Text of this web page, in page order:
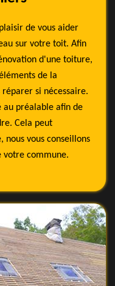
de vous aider
sur votre toit. Afin
d'une toiture,
de la
si nécessaire.
préalable afin de
Cela peut
vous conseillons
votre commune.